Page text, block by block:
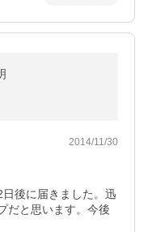
2014/11/30
後に届きました。迅
だと思います。今後